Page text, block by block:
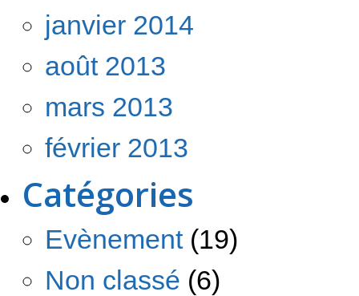
janvier 2014
août 2013
mars 2013
février 2013
Catégories
Evènement(19)
Non classé (6)